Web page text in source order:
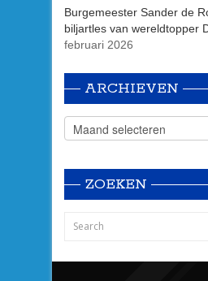
Burgemeester Sander de
biljartles van wereldtopper
februari 2026
ARCHIEVEN
ZOEKEN